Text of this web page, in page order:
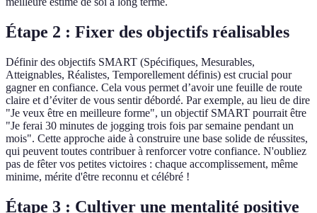
Étape 2 : Fixer des objectifs réalisables
Définir des objectifs SMART (Spécifiques, Mesurables,
Atteignables, Réalistes, Temporellement définis) est crucial pour
gagner en confiance. Cela vous permet d’avoir une feuille de route
claire et d’éviter de vous sentir débordé. Par exemple, au lieu de dire
"Je veux être en meilleure forme", un objectif SMART pourrait être
"Je ferai 30 minutes de jogging trois fois par semaine pendant un
mois". Cette approche aide à construire une base solide de réussites,
qui peuvent toutes contribuer à renforcer votre confiance. N'oubliez
pas de fêter vos petites victoires : chaque accomplissement, même
minime, mérite d'être reconnu et célébré !
Étape 3 : Cultiver une mentalité positive